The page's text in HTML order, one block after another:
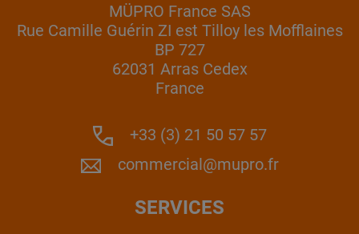
MÜPRO France SAS
Rue Camille Guérin ZI est Tilloy les Mofflaines
BP 727
62031 Arras Cedex
France
+33 (3) 21 50 57 57
commercial@mupro.fr
SERVICES